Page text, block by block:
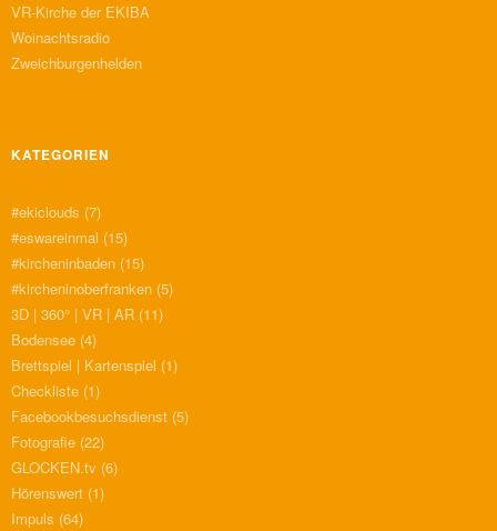
VR-Kirche der EKIBA
Woinachtsradio
Zweichburgenhelden
KATEGORIEN
#ekiclouds (7)
#eswareinmal (15)
#kircheninbaden (15)
#kircheninoberfranken (5)
3D | 360° | VR | AR (11)
Bodensee (4)
Brettspiel | Kartenspiel (1)
Checkliste (1)
Facebookbesuchsdienst (5)
Fotografie (22)
GLOCKEN.tv (6)
Hörenswert (1)
Impuls (64)